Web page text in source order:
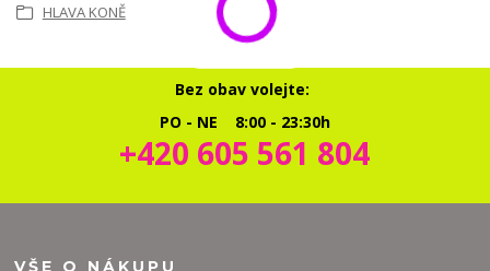
HLAVA KONĚ
Bez obav volejte:
PO - NE 8:00 - 23:30h
+420 605 561 804
VŠE O NÁKUPU